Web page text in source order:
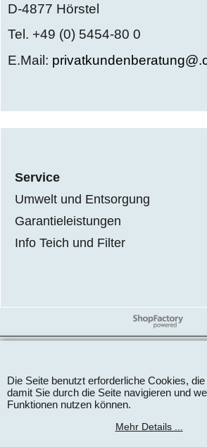
D-4877 Hörstel
Tel. +49 (0) 5454-80 0
E.Mail:
Service
Umwelt und Entsorgung
Garantieleistungen
Info Teich und Filter
WebShop erstellt mit
ShopFactory Shop
Die Seite benutzt erforderliche Cookies,
damit Sie durch die Seite navigieren und
Funktionen nutzen können.
Mehr Details ...